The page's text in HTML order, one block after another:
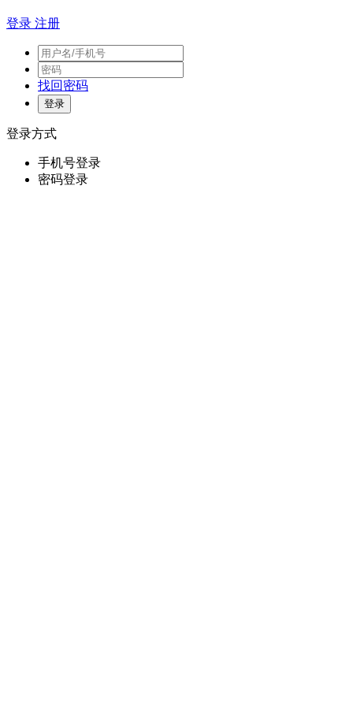
登录 注册
找回密码
登录方式
手机号登录
密码登录